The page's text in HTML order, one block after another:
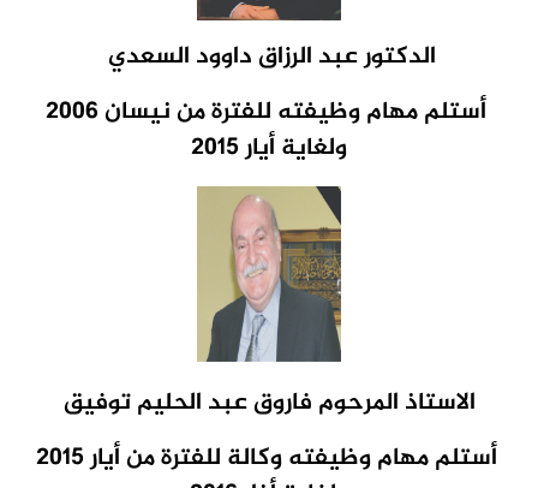
الدكتور عبد الرزاق داوود السعدي
أستلم مهام وظيفته
للفترة من نيسان 2006
ولغاية أيار 2015
الاستاذ المرحوم فاروق عبد الحليم توفيق
أستلم مهام وظيفته
وكالة للفترة من أيار 2015